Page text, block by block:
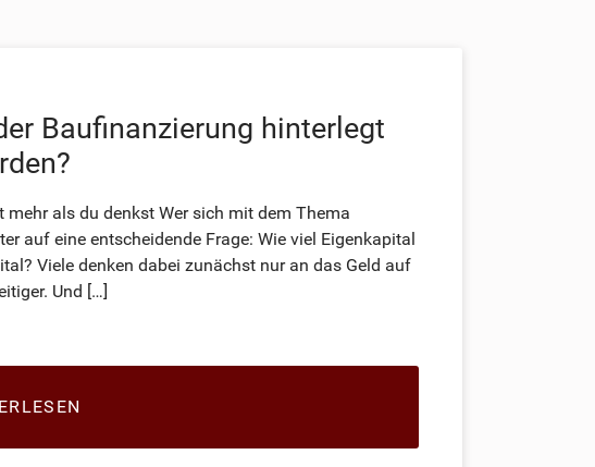
Baufinanzierung hinterlegt
als du denkst Wer sich mit dem Thema
auf eine entscheidende Frage: Wie viel Eigenkapital
Viele denken dabei zunächst nur an das Geld auf
Und […]